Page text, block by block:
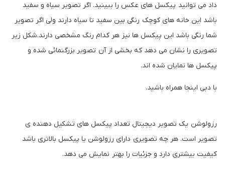
داد می توانید پیکسل های عکس را ببینید. اگر تصویر سیاه و سفید
باشد این خانه های کوچک رنگی بین سفید تا سیاه دارند ولی اگر تصویر
شما رنگی باشد این پیکسل ها نیز هر کدام رنگ مشخصی دارند.شکل زیر
تصویری را نشان می دهد که بخشی از آن تصویر بزرگنمائی شده و
پیکسل ها نمایان شده اند.
با دبی اینجا همراه باشید.
رزولوشن یک تصویر دیجیتال تعداد پیکسل های تشکیل دهنده ی
تصویر است. هر چه تصویری دارای رزولوشن یا پیکسل بالاتری باشد
کیفیت بیشتری دارد و جزئیات را بهتر نمایش می دهد.